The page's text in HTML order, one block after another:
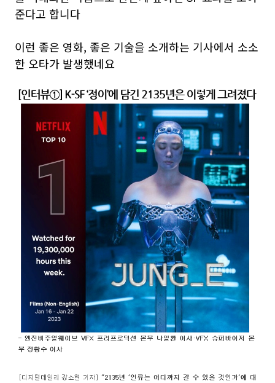
준다고 합니다
이런 좋은 영화, 좋은 기술을 소개하는 기사에서 소소
한 오타가 발생했네요